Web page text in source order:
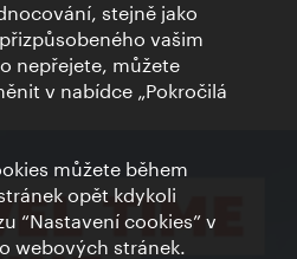
stejně jako
vašim
nepřejete, můžete
v nabídce „Pokročilá
můžete během
opět kdykoli
“Nastavení cookies” v
webových stránek.